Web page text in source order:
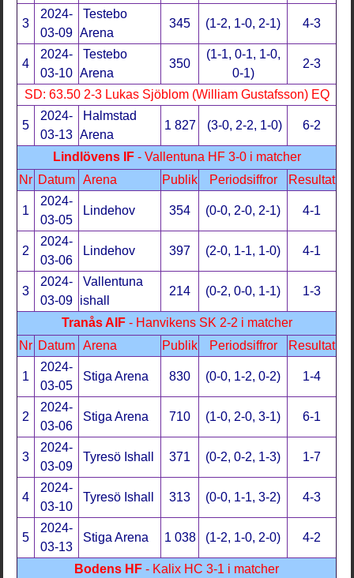
3
2024-
03-09
Testebo
Arena
345 (1-2, 1-0, 2-1) 4-3
4
2024-
03-10
Testebo
Arena
350
(1-1, 0-1, 1-0,
0-1)
2-3
SD: 63.50 2-3 Lukas Sjöblom (William Gustafsson) EQ
5
2024-
03-13
Halmstad
Arena
1 827 (3-0, 2-2, 1-0) 6-2
Lindlövens IF- Vallentuna HF 3-0 i matcher
Nr Datum Arena Publik Periodsiffror Resultat
1
2024-
03-05
Lindehov 354 (0-0, 2-0, 2-1) 4-1
2
2024-
03-06
Lindehov 397 (2-0, 1-1, 1-0) 4-1
3
2024-
03-09
Vallentuna
ishall
214 (0-2, 0-0, 1-1) 1-3
Tranås AIF- Hanvikens SK 2-2 i matcher
Nr Datum Arena Publik Periodsiffror Resultat
1
2024-
03-05
Stiga Arena 830 (0-0, 1-2, 0-2) 1-4
2
2024-
03-06
Stiga Arena 710 (1-0, 2-0, 3-1) 6-1
3
2024-
03-09
Tyresö Ishall 371 (0-2, 0-2, 1-3) 1-7
4
2024-
03-10
Tyresö Ishall 313 (0-0, 1-1, 3-2) 4-3
5
2024-
03-13
Stiga Arena 1 038 (1-2, 1-0, 2-0) 4-2
Bodens HF - Kalix HC 3-1 i matcher